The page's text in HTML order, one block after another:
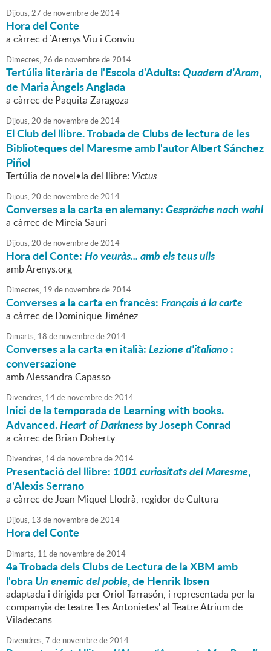
Dijous,27 de novembrede2014
Hora del Conte
a càrrec d´Arenys Viu i Conviu
Dimecres,26 de novembrede2014
Tertúlia literària de l'Escola d'Adults:Quadern d'Aram,
de Maria Àngels Anglada
a càrrec de Paquita Zaragoza
Dijous,20 de novembrede2014
El Club del llibre. Trobada de Clubs de lectura de les
Biblioteques del Maresme amb l'autor Albert Sánchez
Piñol
Tertúlia de novel•la del llibre: Victus
Dijous,20 de novembrede2014
Converses a la carta en alemany:Gespräche nach wahl
a càrrec de Mireia Saurí
Dijous,20 de novembrede2014
Hora del Conte:Ho veuràs... amb els teus ulls
amb Arenys.org
Dimecres, 19 de novembrede2014
Converses a la carta en francès:Français à la carte
a càrrec de Dominique Jiménez
Dimarts, 18 de novembrede2014
Converses a la carta en italià:Lezione d'italiano:
conversazione
amb Alessandra Capasso
Divendres, 14de novembrede2014
Inici de la temporada de Learning with books.
Advanced.Heart of Darknessby Joseph Conrad
a càrrec de Brian Doherty
Divendres, 14de novembrede2014
Presentació del llibre: 1001 curiositats del Maresme,
d'Alexis Serrano
a càrrec de Joan Miquel Llodrà, regidor de Cultura
Dijous, 13 de novembrede2014
Hora del Conte
Dimarts, 11 de novembrede2014
4a Trobada dels Clubs de Lectura de la XBM amb
l'obraUn enemic del poble, de Henrik Ibsen
adaptada i dirigida per Oriol Tarrasón, i representada per la
companyia de teatre 'Les Antonietes' al Teatre Atrium de
Viladecans
Divendres,7 de novembrede2014